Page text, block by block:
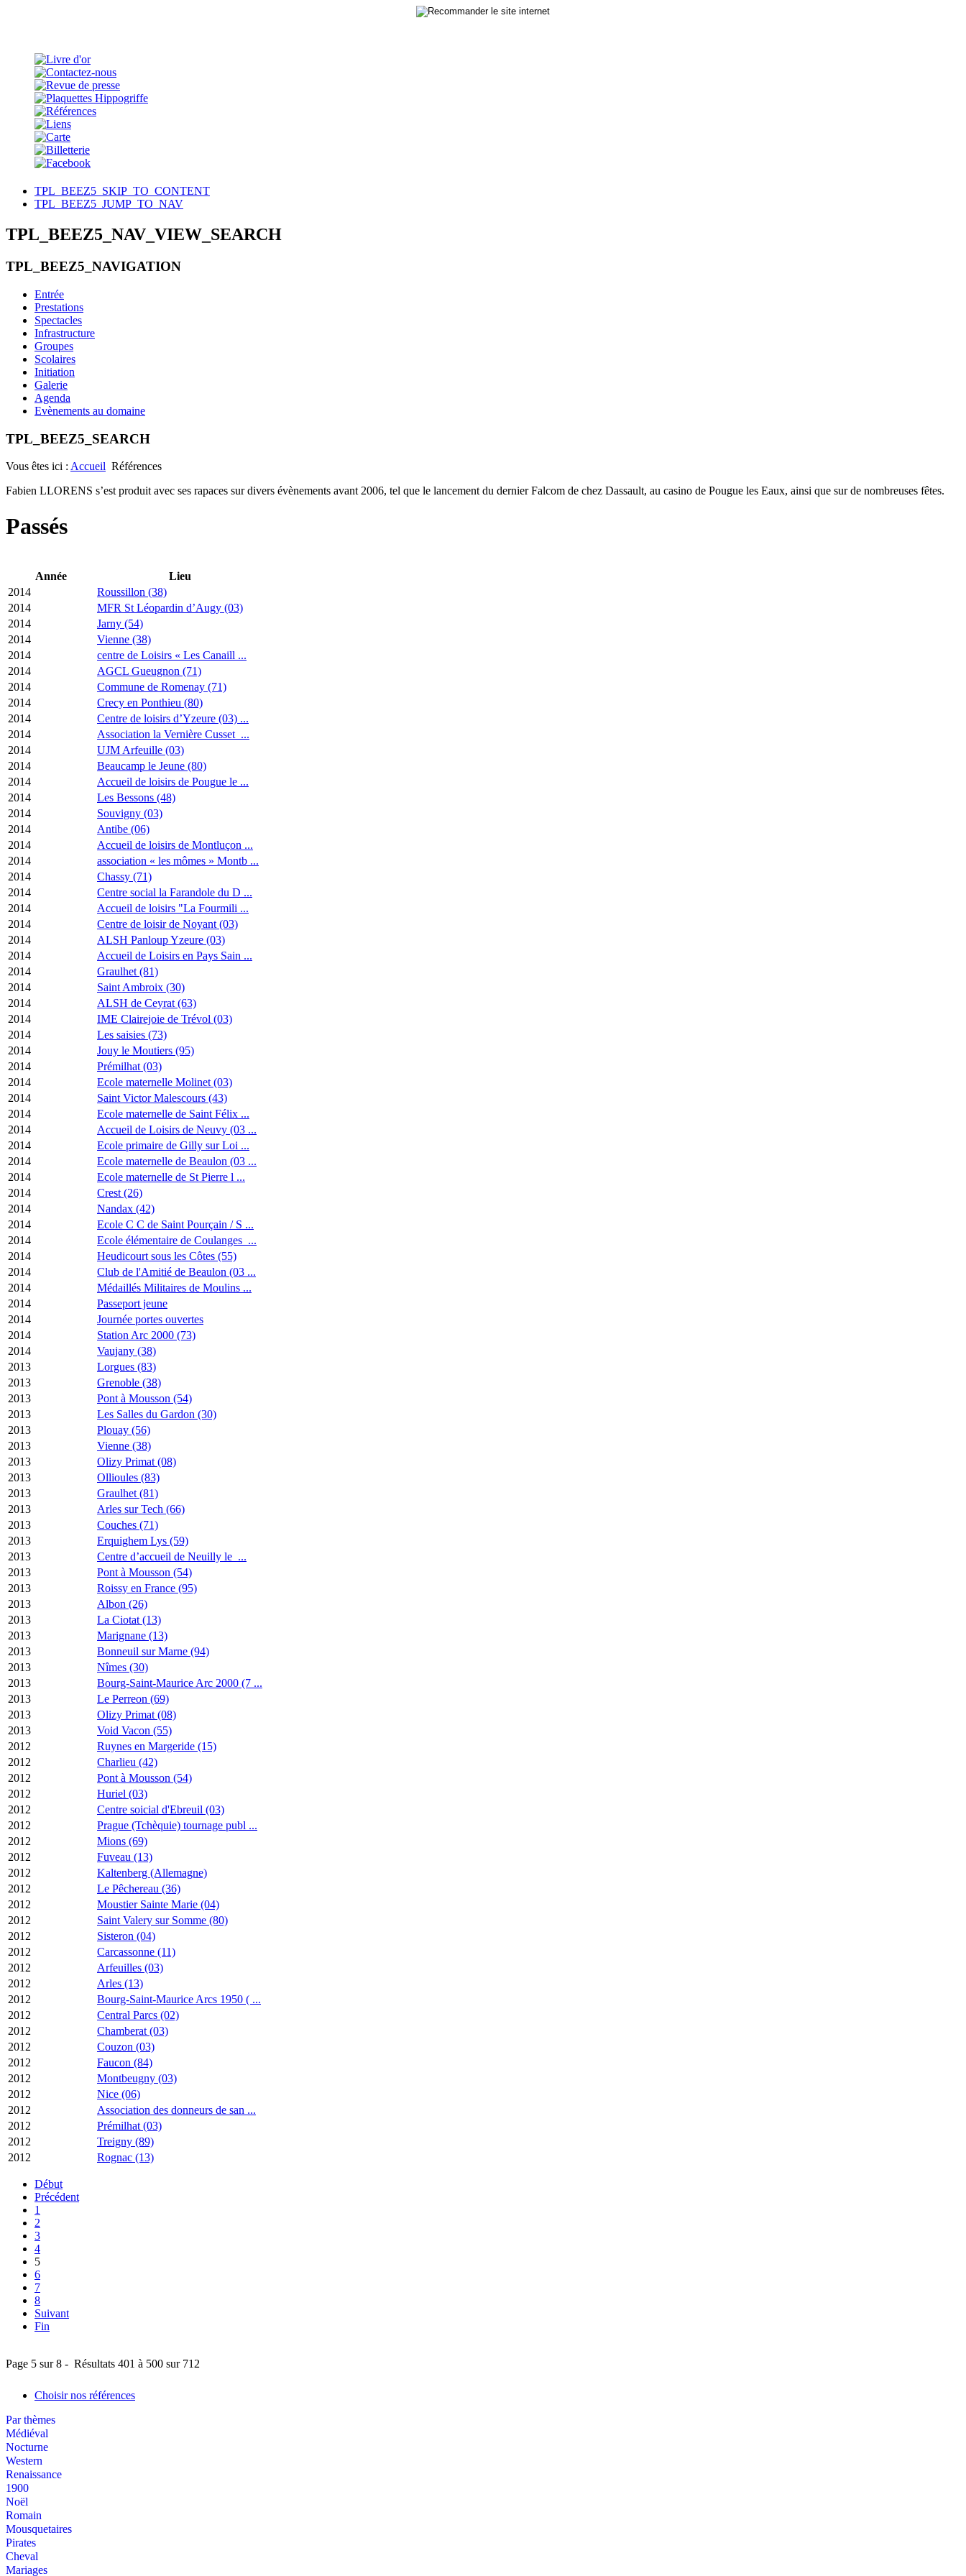
TPL_BEEZ5_SKIP_TO_CONTENT
TPL_BEEZ5_JUMP_TO_NAV
TPL_BEEZ5_NAV_VIEW_SEARCH
TPL_BEEZ5_NAVIGATION
Entrée
Prestations
Spectacles
Infrastructure
Groupes
Scolaires
Initiation
Galerie
Agenda
Evènements au domaine
TPL_BEEZ5_SEARCH
Vous êtes ici : Accueil Références
Fabien LLORENS s’est produit avec ses rapaces sur divers évènements avant 2006, tel que le lancement du dernier Falcom de chez Dassault, au casino de Pougue les Eaux, ainsi que sur de nombreuses fêtes.
Passés
Année
Lieu
2014
Roussillon (38)
2014
MFR St Léopardin d’Augy (03)
2014
Jarny (54)
2014
Vienne (38)
2014
centre de Loisirs « Les Canaill ...
2014
AGCL Gueugnon (71)
2014
Commune de Romenay (71)
2014
Crecy en Ponthieu (80)
2014
Centre de loisirs d’Yzeure (03) ...
2014
Association la Vernière Cusset ...
2014
UJM Arfeuille (03)
2014
Beaucamp le Jeune (80)
2014
Accueil de loisirs de Pougue le ...
2014
Les Bessons (48)
2014
Souvigny (03)
2014
Antibe (06)
2014
Accueil de loisirs de Montluçon ...
2014
association « les mômes » Montb ...
2014
Chassy (71)
2014
Centre social la Farandole du D ...
2014
Accueil de loisirs "La Fourmili ...
2014
Centre de loisir de Noyant (03)
2014
ALSH Panloup Yzeure (03)
2014
Accueil de Loisirs en Pays Sain ...
2014
Graulhet (81)
2014
Saint Ambroix (30)
2014
ALSH de Ceyrat (63)
2014
IME Clairejoie de Trévol (03)
2014
Les saisies (73)
2014
Jouy le Moutiers (95)
2014
Prémilhat (03)
2014
Ecole maternelle Molinet (03)
2014
Saint Victor Malescours (43)
2014
Ecole maternelle de Saint Félix ...
2014
Accueil de Loisirs de Neuvy (03 ...
2014
Ecole primaire de Gilly sur Loi ...
2014
Ecole maternelle de Beaulon (03 ...
2014
Ecole maternelle de St Pierre l ...
2014
Crest (26)
2014
Nandax (42)
2014
Ecole C C de Saint Pourçain / S ...
2014
Ecole élémentaire de Coulanges ...
2014
Heudicourt sous les Côtes (55)
2014
Club de l'Amitié de Beaulon (03 ...
2014
Médaillés Militaires de Moulins ...
2014
Passeport jeune
2014
Journée portes ouvertes
2014
Station Arc 2000 (73)
2014
Vaujany (38)
2013
Lorgues (83)
2013
Grenoble (38)
2013
Pont à Mousson (54)
2013
Les Salles du Gardon (30)
2013
Plouay (56)
2013
Vienne (38)
2013
Olizy Primat (08)
2013
Ollioules (83)
2013
Graulhet (81)
2013
Arles sur Tech (66)
2013
Couches (71)
2013
Erquighem Lys (59)
2013
Centre d’accueil de Neuilly le ...
2013
Pont à Mousson (54)
2013
Roissy en France (95)
2013
Albon (26)
2013
La Ciotat (13)
2013
Marignane (13)
2013
Bonneuil sur Marne (94)
2013
Nîmes (30)
2013
Bourg-Saint-Maurice Arc 2000 (7 ...
2013
Le Perreon (69)
2013
Olizy Primat (08)
2013
Void Vacon (55)
2012
Ruynes en Margeride (15)
2012
Charlieu (42)
2012
Pont à Mousson (54)
2012
Huriel (03)
2012
Centre soicial d'Ebreuil (03)
2012
Prague (Tchèquie) tournage publ ...
2012
Mions (69)
2012
Fuveau (13)
2012
Kaltenberg (Allemagne)
2012
Le Pêchereau (36)
2012
Moustier Sainte Marie (04)
2012
Saint Valery sur Somme (80)
2012
Sisteron (04)
2012
Carcassonne (11)
2012
Arfeuilles (03)
2012
Arles (13)
2012
Bourg-Saint-Maurice Arcs 1950 ( ...
2012
Central Parcs (02)
2012
Chamberat (03)
2012
Couzon (03)
2012
Faucon (84)
2012
Montbeugny (03)
2012
Nice (06)
2012
Association des donneurs de san ...
2012
Prémilhat (03)
2012
Treigny (89)
2012
Rognac (13)
Début
Précédent
1
2
3
4
5
6
7
8
Suivant
Fin
Page 5 sur 8 - Résultats 401 à 500 sur 712
Choisir nos références
Par thèmes
Médiéval
Nocturne
Western
Renaissance
1900
Noël
Romain
Mousquetaires
Pirates
Cheval
Mariages